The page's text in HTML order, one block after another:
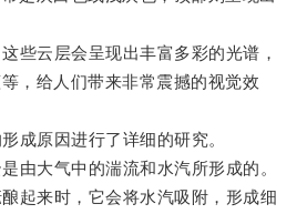
云层会呈现出丰富多彩的光谱，
，给人们带来非常震撼的视觉效
原因进行了详细的研究。
大气中的湍流和水汽所形成的。
来时，它会将水汽吸附，形成细